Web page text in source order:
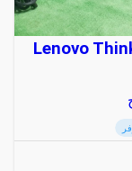
Lenovo